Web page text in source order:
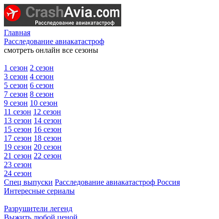
Главная
Расследование авиакатастроф
смотреть онлайн все сезоны
1 сезон 2 сезон
3 сезон 4 сезон
5 сезон 6 сезон
7 сезон 8 сезон
9 сезон 10 сезон
11 сезон 12 сезон
13 сезон 14 сезон
15 сезон 16 сезон
17 сезон 18 сезон
19 сезон 20 сезон
21 сезон 22 сезон
23 сезон
24 сезон
Спец выпуски Расследование авиакатастроф Россия
Интересные сериалы
Разрушители легенд
Выжить любой ценой